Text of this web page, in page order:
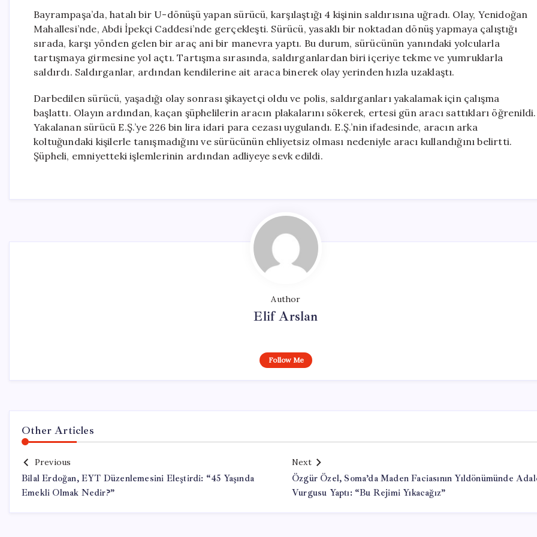
Oldu:
Saldırganlar
Kaçarken
Polis
Devreye
Bayrampaşa’da, hatalı bir U-dönüşü yapan sürücü, karşılaştığı 4 kişinin saldırısına uğradı. Olay, Yenidoğan
Mahallesi’nde, Abdi İpekçi Caddesi’nde gerçekleşti. Sürücü, yasaklı bir noktadan dönüş yapmaya çalıştığı
sırada, karşı yönden gelen bir araç ani bir manevra yaptı. Bu durum, sürücünün yanındaki yolcularla
tartışmaya girmesine yol açtı. Tartışma sırasında, saldırganlardan biri içeriye tekme ve yumruklarla
saldırdı. Saldırganlar, ardından kendilerine ait araca binerek olay yerinden hızla uzaklaştı.
Darbedilen sürücü, yaşadığı olay sonrası şikayetçi oldu ve polis, saldırganları yakalamak için çalışma
başlattı. Olayın ardından, kaçan şüphelilerin aracın plakalarını sökerek, ertesi gün aracı sattıkları öğrenildi.
Yakalanan sürücü E.Ş.’ye 226 bin lira idari para cezası uygulandı. E.Ş.’nin ifadesinde, aracın arka
koltuğundaki kişilerle tanışmadığını ve sürücünün ehliyetsiz olması nedeniyle aracı kullandığını belirtti.
Şüpheli, emniyetteki işlemlerinin ardından adliyeye sevk edildi.
Author
Elif Arslan
Follow Me
Other Articles
Previous
Bilal Erdoğan, EYT Düzenlemesini Eleştirdi: “45 Yaşında
Emekli Olmak Nedir?”
Next
Özgür Özel, Soma’da Maden Faciasının Yıldönümünde
Vurgusu Yaptı: “Bu Rejimi Yıkacağız”